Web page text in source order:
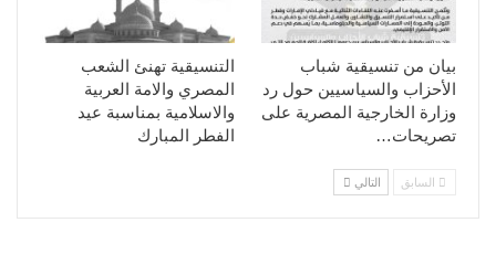
التنسيقية تهنئ الشعب
المصري والامة العربية
والاسلامية بمناسبة عيد
الفطر المبارك
بيان من تنسيقية شباب
الأحزاب والسياسيين حول رد
وزارة الخارجية المصرية على
تصريحات…
السابق التالي